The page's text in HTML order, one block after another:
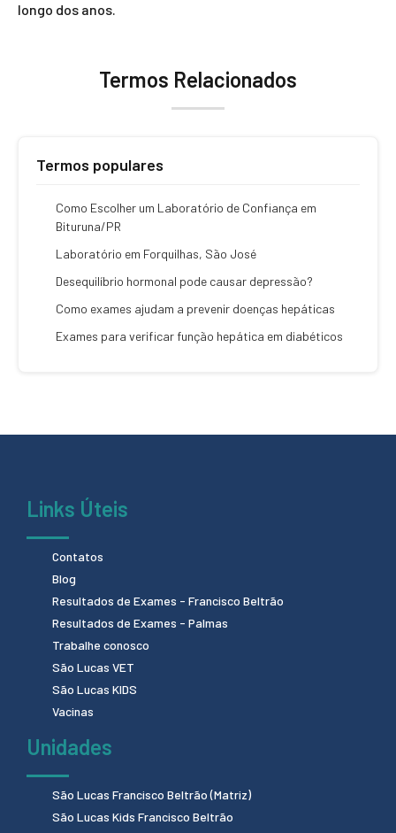
longo dos anos.
Termos Relacionados
Termos populares
Como Escolher um Laboratório de Confiança em
Bituruna/PR
Laboratório em Forquilhas, São José
Desequilíbrio hormonal pode causar depressão?
Como exames ajudam a prevenir doenças hepáticas
Exames para verificar função hepática em diabéticos
Links Úteis
Contatos
Blog
Resultados de Exames - Francisco Beltrão
Resultados de Exames - Palmas
Trabalhe conosco
São Lucas VET
São Lucas KIDS
Vacinas
Unidades
São Lucas Francisco Beltrão (Matriz)
São Lucas Kids Francisco Beltrão